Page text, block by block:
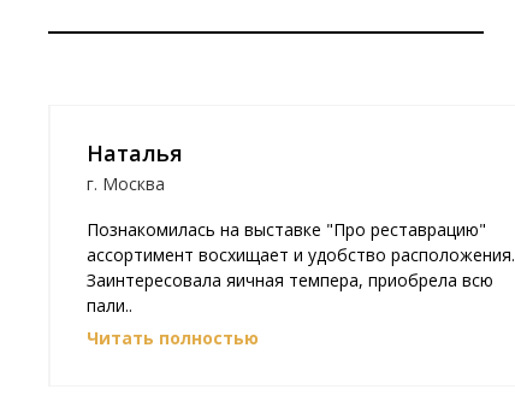
Наталья
г. Москва
Познакомилась на выставке "Про реставрацию"
ассортимент восхищает и удобство расположения.
Заинтересовала яичная темпера, приобрела всю
пали..
Читать полностью